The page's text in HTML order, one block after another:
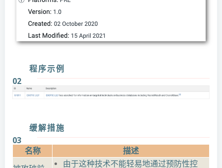
程序示例
02
缓解措施
03
名称
描述
由于这种技术不能轻易地通过预防性控